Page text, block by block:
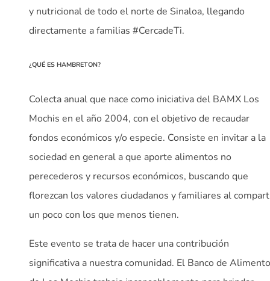
y nutricional de todo el norte de Sinaloa, llegando
directamente a familias #CercadeTi.
¿QUÉ ES HAMBRETON?
Colecta anual que nace como iniciativa del BAMX Los
Mochis en el año 2004, con el objetivo de recaudar
fondos económicos y/o especie. Consiste en invitar a la
sociedad en general a que aporte alimentos no
perecederos y recursos económicos, buscando que
florezcan los valores ciudadanos y familiares al
un poco con los que menos tienen.
Este evento se trata de hacer una contribución
significativa a nuestra comunidad. El Banco de